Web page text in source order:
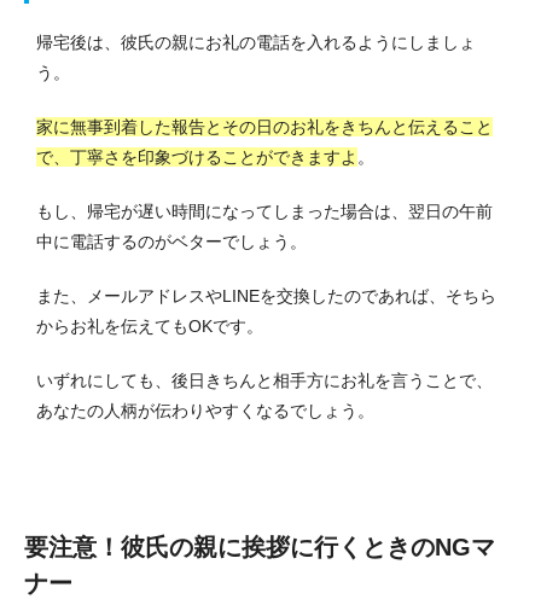
帰宅後は、彼氏の親にお礼の電話を入れるようにしましょ
う。
家に無事到着した報告とその日のお礼をきちんと伝えること
で、丁寧さを印象づけることができますよ 。
もし、帰宅が遅い時間になってしまった場合は、翌日の午前
中に電話するのがベターでしょう。
また、メールアドレスやLINEを交換したのであれば、そちら
からお礼を伝えてもOKです。
いずれにしても、後日きちんと相手方にお礼を言うことで、
あなたの人柄が伝わりやすくなるでしょう。
要注意！彼氏の親に挨拶に行くときのNGマ
ナー